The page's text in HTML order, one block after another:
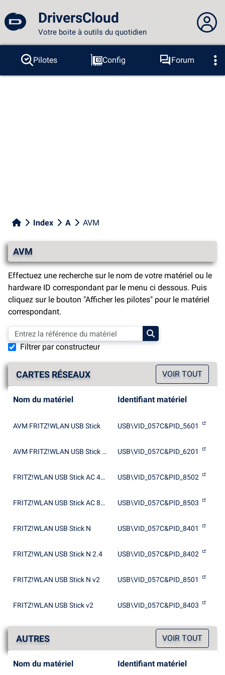
DriversCloud
Votre boite à outils du quotidien
Vous n'êtes pas connecté...
Connexion au site
Pilotes Config
Forum
Sondes
BSOD Outils
Index A AVM
AVM
Effectuez une recherche sur le nom de votre matériel ou le
hardware ID correspondant par le menu ci dessous. Puis
cliquez sur le bouton "Afficher les pilotes" pour le matériel
correspondant.
Filtrer par constructeur
CARTES RÉSEAUX VOIR TOUT
Nom du matériel Identifiant matériel
AVM FRITZ!WLAN USB Stick USB\VID_057C&PID_5601
AVM FRITZ!WLAN USB Stick v1.1 USB\VID_057C&PID_6201
FRITZ!WLAN USB Stick AC 430 USB\VID_057C&PID_8502
FRITZ!WLAN USB Stick AC 860 USB\VID_057C&PID_8503
FRITZ!WLAN USB Stick N USB\VID_057C&PID_8401
FRITZ!WLAN USB Stick N 2.4 USB\VID_057C&PID_8402
FRITZ!WLAN USB Stick N v2 USB\VID_057C&PID_8501
FRITZ!WLAN USB Stick v2 USB\VID_057C&PID_8403
AUTRES VOIR TOUT
Nom du matériel Identifiant matériel